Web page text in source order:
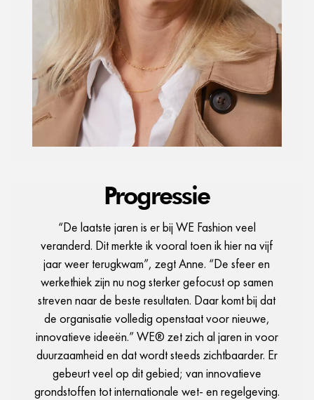
Progressie
“De laatste jaren is er bij WE Fashion veel
veranderd. Dit merkte ik vooral toen ik hier na vijf
jaar weer terugkwam”, zegt Anne. “De sfeer en
werkethiek zijn nu nog sterker gefocust op samen
streven naar de beste resultaten. Daar komt bij dat
de organisatie volledig openstaat voor nieuwe,
innovatieve ideeën.” WE® zet zich al jaren in voor
duurzaamheid en dat wordt steeds zichtbaarder. Er
gebeurt veel op dit gebied; van innovatieve
grondstoffen tot internationale wet- en regelgeving.